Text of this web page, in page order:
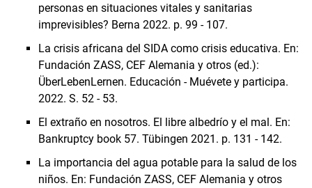
personas en situaciones vitales y sanitarias
imprevisibles? Berna 2022. p. 99 - 107.
La crisis africana del SIDA como crisis educativa. En:
Fundación ZASS, CEF Alemania y otros (ed.):
ÜberLebenLernen. Educación - Muévete y participa.
2022. S. 52 - 53.
El extraño en nosotros. El libre albedrío y el mal. En:
Bankruptcy book 57. Tübingen 2021. p. 131 - 142.
La importancia del agua potable para la salud de los
niños. En: Fundación ZASS, CEF Alemania y otros